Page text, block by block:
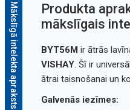
Mākslīgā intelekta apraksts
Produkta
mākslīgais
BYT56M ir ātrās
VISHAY. Šī ir
ātrai taisnošanai un
Galvenās iezīmes: